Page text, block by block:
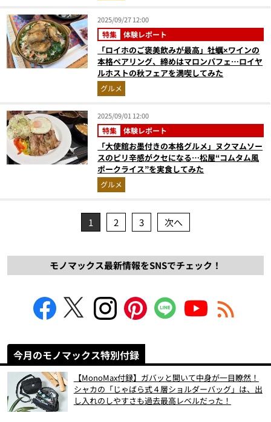
2025/09/27 12:00
特集 体験レポート
「ロイホのご褒美飲みが最高」牡蠣×ワインの
本格ペアリング、締めはマロンパフェ…ロイヤ
ルホストの秋フェアを満喫してみた
グルメ
2025/09/01 12:00
特集 体験レポート
「大使館お墨付きの本格グルメ」ヌクマムソー
スのピリ辛感がクセになる…松屋“コムタム風
ポークライス”を実食してみた
グルメ
1 2 3 次へ
モノマックス最新情報をSNSでチェック！
今月のモノマックス特別付録
【MonoMax付録】ガバッと開いて中身が一目瞭然！
シャカの「じゃばら式４層ショルダーバッグ」は、出
し入れのしやすさも過去最高レベルだった！